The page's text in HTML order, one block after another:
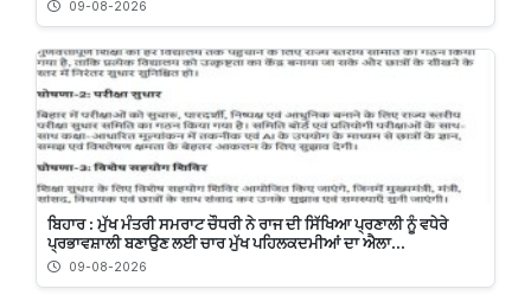
09-08-2026
ਬਿਹਾਰ : ਮੁੱਖ ਮੰਤਰੀ ਸਮਰਾਟ ਚੌਧਰੀ ਨੇ ਰਾਜ ਦੀ ਸਿੱਖਿਆ ਪ੍ਰਣਾਲੀ ਨੂੰ ਵਧੇਰੇ
ਪ੍ਰਭਾਵਸ਼ਾਲੀ ਬਣਾਉਣ ਲਈ ਚਾਰ ਮੁੱਖ ਪਹਿਲਕਦਮੀਆਂ ਦਾ ਐਲਾ...
09-08-2026